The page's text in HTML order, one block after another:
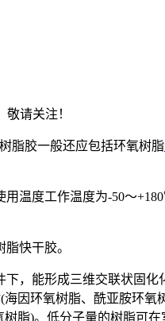
请关注！
脂胶一般还应包括环氧树脂
度工作温度为-50～
快干胶。
能形成三维交联状固化
因环氧树脂、酰亚胺环
脂)。低分子量的树脂可